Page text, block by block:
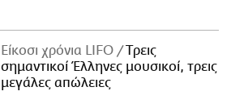
Είκοσι χρόνια LIFO
Tρεις
σημαντικοί Έλληνες μουσικοί, τρεις
μεγάλες απώλειες